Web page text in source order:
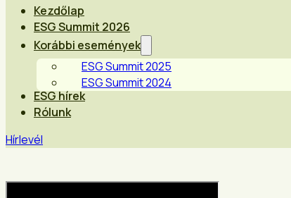
Kezdőlap
ESG Summit 2026
Korábbi események
ESG Summit 2025
ESG Summit 2024
ESG hírek
Rólunk
Hírlevél